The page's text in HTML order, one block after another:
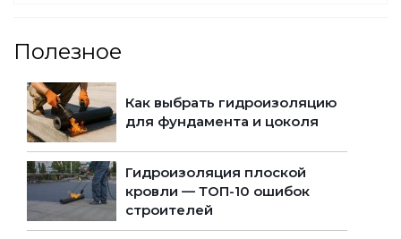
Полезное
Как выбрать гидроизоляцию
для фундамента и цоколя
Гидроизоляция плоской
кровли — ТОП-10 ошибок
строителей